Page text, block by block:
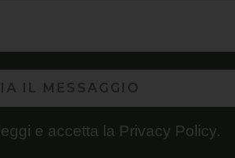
IL MESSAGGIO
e accetta la Privacy Policy.